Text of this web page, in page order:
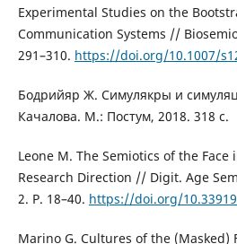
Experimental Studies on the
Communication Systems //
291–310. https://doi.org/10.1007/
Бодрийяр Ж. Симулякры и
Качалова. М.: Постум, 2018. 318 с.
Leone M. The Semiotics of the
Research Direction // Digit. Age
2. P. 18–40. https://doi.org/
Marino G. Cultures of the (Masked)